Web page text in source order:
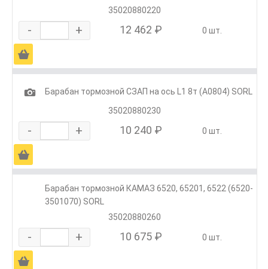
35020880220
- + 12 462 ₽ 0 шт.
Ä
1
Барабан тормозной СЗАП на ось L1 8т (А0804) SORL
35020880230
- + 10 240 ₽ 0 шт.
Ä
Барабан тормозной КАМАЗ 6520, 65201, 6522 (6520-
3501070) SORL
35020880260
- + 10 675 ₽ 0 шт.
Ä